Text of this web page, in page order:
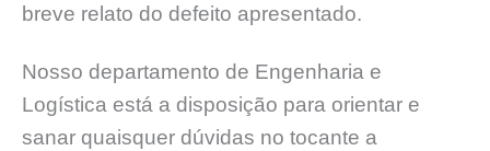
breve relato do defeito apresentado.
Nosso departamento de Engenharia e
Logística está a disposição para orientar e
sanar quaisquer dúvidas no tocante a